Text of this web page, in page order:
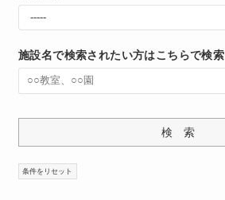
施設名で検索されたい方はこちらで検索